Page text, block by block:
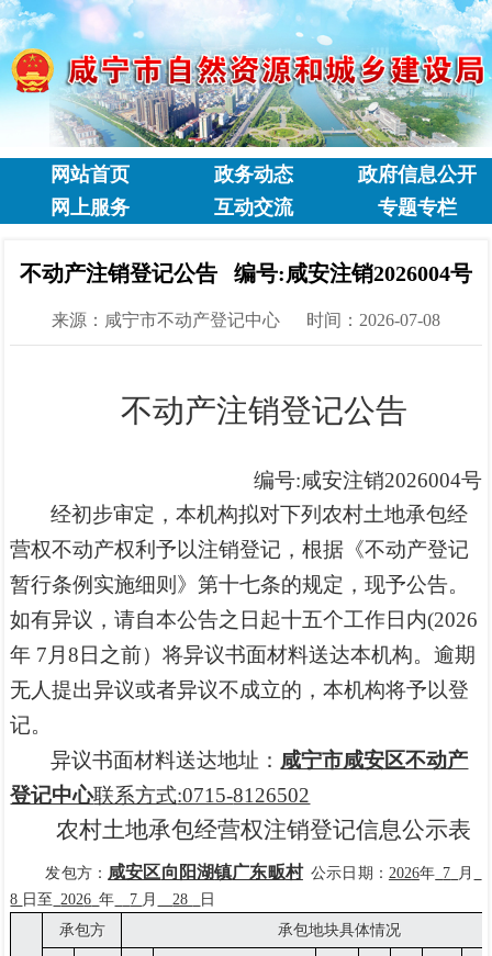
网站首页 政务动态
政府信息公开
网上服务
互动交流 专题专栏
不动产注销登记公告 编号:咸安注销2026004号
来源：咸宁市不动产登记中心 时间：2026-07-08
不动产注销登记公告
编号:咸安注销2026004号
经初步审定，本机构拟对下列农村土地承包经
营权不动产权利予以注销登记，根据《不动产登记
暂行条例实施细则》第十七条的规定，现予公告。
如有异议，请自本公告之日 起十五个工作日 内(2026
年 7月8 日之前）将异议书面材料送达本机构。逾期
无人提出异议或者异议不成立的，本机构将予以登
记。
异议书面材料送达地址： 咸宁市咸安区不动产
登记中心联系方式:0715-8126502
农村土地承包经营权注销登记信息公示表
发包方： 咸安区向阳湖镇广东畈村 公示日期： 2026年 7 月
8 日至 2026 年 7 月 28 日
承包方 承包地块具体情况